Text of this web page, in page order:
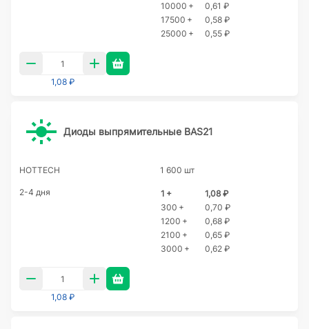
10000 +
0,61 ₽
17500 +
0,58 ₽
25000 +
0,55 ₽
1,08 ₽
Диоды выпрямительные BAS21
HOTTECH 1 600 шт
2-4 дня 1 +
1,08 ₽
300 +
0,70 ₽
1200 +
0,68 ₽
2100 +
0,65 ₽
3000 +
0,62 ₽
1,08 ₽